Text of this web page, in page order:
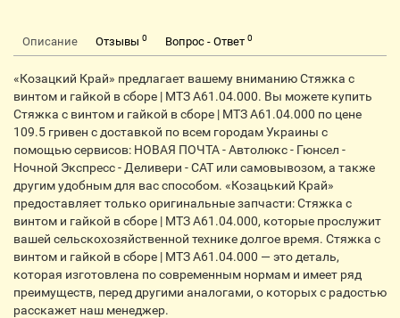
Описание Отзывы 0 Вопрос - Ответ 0
«Козацкий Край» предлагает вашему вниманию Стяжка с
винтом и гайкой в сборе | МТЗ А61.04.000. Вы можете купить
Стяжка с винтом и гайкой в сборе | МТЗ А61.04.000 по цене
109.5 гривен с доставкой по всем городам Украины с
помощью сервисов: НОВАЯ ПОЧТА - Автолюкс - Гюнсел -
Ночной Экспресс - Деливери - CАТ или самовывозом, а также
другим удобным для вас способом. «Козацький Край»
предоставляет только оригинальные запчасти: Стяжка с
винтом и гайкой в сборе | МТЗ А61.04.000, которые прослужит
вашей сельскохозяйственной технике долгое время. Стяжка с
винтом и гайкой в сборе | МТЗ А61.04.000 — это деталь,
которая изготовлена по современным нормам и имеет ряд
преимуществ, перед другими аналогами, о которых с радостью
расскажет наш менеджер.